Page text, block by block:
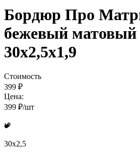
Бордюр Про
бежевый матовый
30x2,5x1,9
Стоимость
399 ₽
Цена:
399 ₽/шт
30x2,5